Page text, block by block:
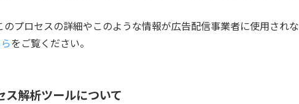
プロセスの詳細やこのような情報が広告配信事業者に使用されな
をご覧ください。
ス解析ツールについて